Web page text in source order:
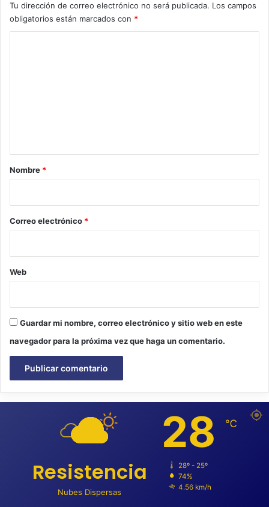
Tu dirección de correo electrónico no será publicada. Los campos
obligatorios están marcados con *
r
*
Nombre *
Correo electrónico *
Web
Guardar mi nombre, correo electrónico y sitio web en este
navegador para la próxima vez que haga un comentario.
Resistencia
Nubes Dispersas
28 ℃
28º - 25º
74%
4.56 km/h